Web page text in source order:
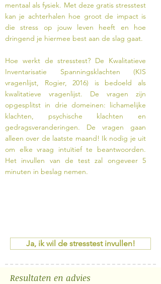
mentaal als fysiek. Met deze gratis stresstest
kan je achterhalen hoe groot de impact is
die stress op jouw leven heeft en hoe
dringend je hiermee best aan de slag gaat.
Hoe werkt de stresstest? De Kwalitatieve
Inventarisatie Spanningsklachten (KIS
vragenlijst, Rogier, 2016) is bedoeld als
kwalitatieve vragenlijst. De vragen zijn
opgesplitst in drie domeinen: lichamelijke
klachten, psychische klachten en
gedragsveranderingen. De vragen gaan
alleen over de laatste maand! Ik nodig je uit
om elke vraag intuïtief te beantwoorden.
Het invullen van de test zal ongeveer 5
minuten in beslag nemen.
Ja, ik wil de stresstest invullen!
Resultaten en advies